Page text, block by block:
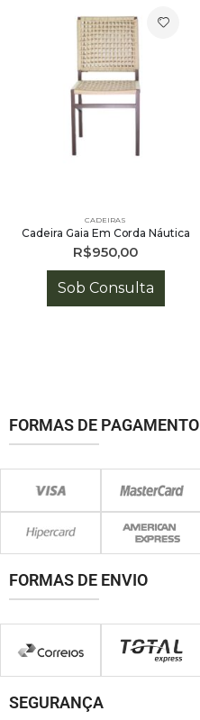
CADEIRAS
Cadeira Gaia Em Corda Náutica
R$950,00
Sob Consulta
FORMAS DE PAGAMENTO
FORMAS DE ENVIO
SEGURANÇA